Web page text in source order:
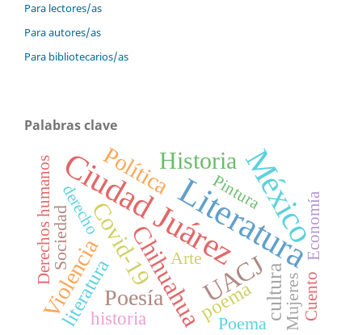
Para lectores/as
Para autores/as
Para bibliotecarios/as
Palabras clave
Literatura
Ciudad JuárezMéxico
UACJ
Chihuahua
Historia
Covid-19
Poesía
Violencia
Política
cultura
poema
literaturahistoria Poema
Arte
Sociedad
Mujeres
derecho Economía
Derechos humanos
Cuento
Pintura